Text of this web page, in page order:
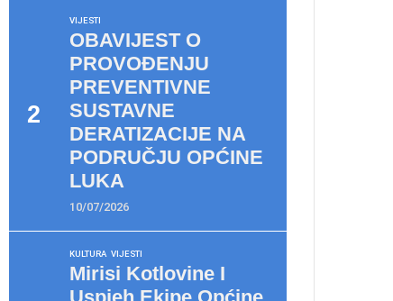
VIJESTI
OBAVIJEST O
PROVOĐENJU
PREVENTIVNE
SUSTAVNE
DERATIZACIJE NA
PODRUČJU OPĆINE
LUKA
10/07/2026
KULTURA VIJESTI
Mirisi Kotlovine I
Uspjeh Ekipe Općine